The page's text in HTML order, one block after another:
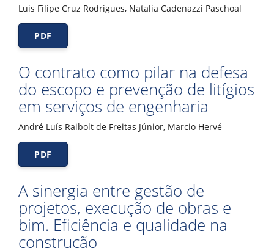
Luis Filipe Cruz Rodrigues, Natalia Cadenazzi Paschoal
PDF
O contrato como pilar na defesa
do escopo e prevenção de litígios
em serviços de engenharia
André Luís Raibolt de Freitas Júnior, Marcio Hervé
PDF
A sinergia entre gestão de
projetos, execução de obras e
bim. Eficiência e qualidade na
construção